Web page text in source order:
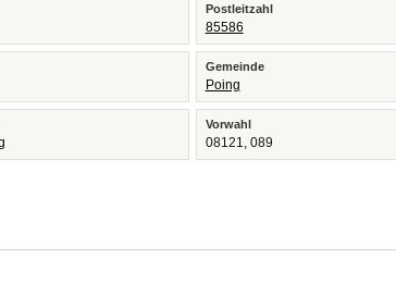
Postleitzahl
85586
Gemeinde
Poing
Vorwahl
08121, 089